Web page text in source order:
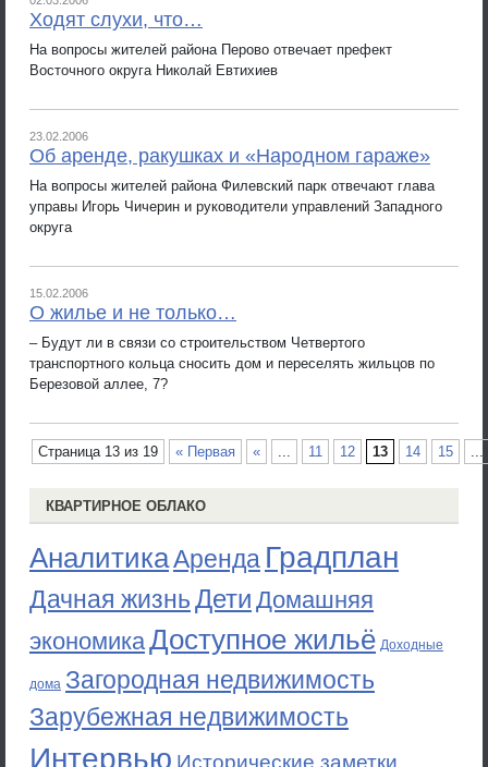
Ходят слухи, что…
На вопросы жителей района Перово отвечает префект
Восточного округа Николай Евтихиев
23.02.2006
Об аренде, ракушках и «Народном гараже»
На вопросы жителей района Филевский парк отвечают глава
управы Игорь Чичерин и руководители управлений Западного
округа
15.02.2006
О жилье и не только…
– Будут ли в связи со строительством Четвертого
транспортного кольца сносить дом и переселять жильцов по
Березовой аллее, 7?
Страница 13 из 19 « Первая « ... 11 12 13 14 15 ...
КВАРТИРНОЕ ОБЛАКО
АналитикаАренда Градплан
Дачная жизньДети Домашняя
экономикаДоступное жильё Доходные
дома Загородная недвижимость
Зарубежная недвижимость
Интервью Исторические заметки